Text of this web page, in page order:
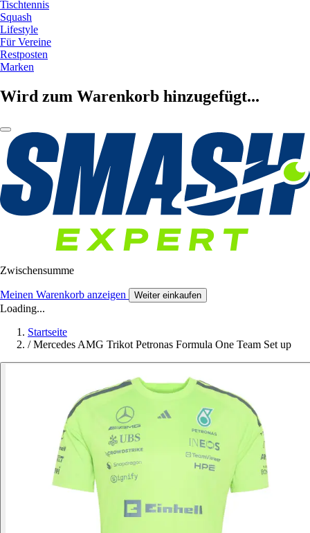
Tischtennis
Squash
Lifestyle
Für Vereine
Restposten
Marken
Wird zum Warenkorb hinzugefügt...
Zwischensumme
Meinen Warenkorb anzeigen Weiter einkaufen
Loading...
Startseite
/ Mercedes AMG Trikot Petronas Formula One Team Set up